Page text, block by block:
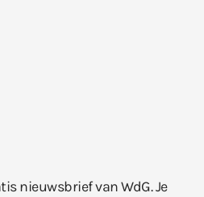
nieuwsbrief van WdG. Je